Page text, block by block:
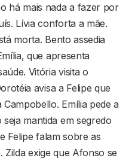
há mais nada a fazer por
Lívia conforta a mãe.
morta. Bento assedia
que apresenta
Vitória visita o
avisa a Felipe que
Emília pede a
mantida em segredo
Felipe falam sobre as
Zilda exige que Afonso se